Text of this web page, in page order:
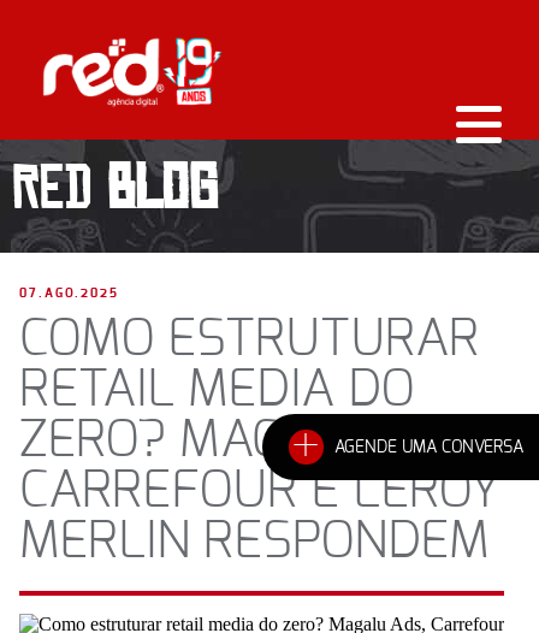
RED BLOG
07.AGO.2025
COMO ESTRUTURAR
RETAIL MEDIA DO
ZERO? MAGALU ADS,
CARREFOUR E LEROY
MERLIN RESPONDEM
+ AGENDE UMA CONVERSA